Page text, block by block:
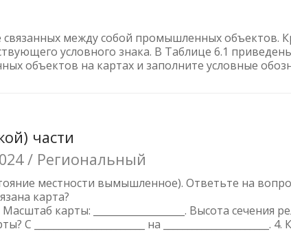
связанных между собой промышленных объектов.
условного знака. В Таблице 6.1
объектов на картах и заполните условные
части
/ Региональный
местности вымышленное). Ответьте на
карта?
2. Масштаб карты: ___________________. Высота сечения
на ______________________. 4.